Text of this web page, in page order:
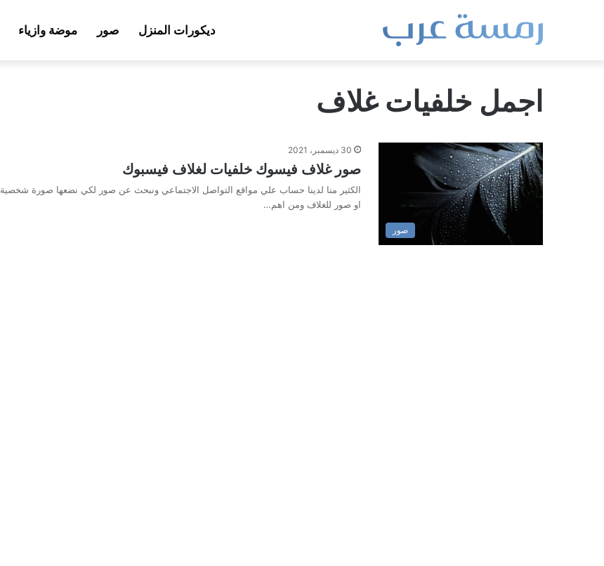
ديكورات المنزل صور موضة وازياء
اجمل خلفيات غلاف
صور
30 ديسمبر، 2021
صور غلاف فيسوك خلفيات لغلاف فيسبوك
الكثير منا لدينا حساب علي مواقع التواصل الاجتماعي ونبحث عن صور لكي نضعها صورة شخصية
او صور للغلاف ومن اهم…